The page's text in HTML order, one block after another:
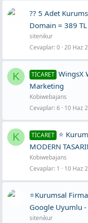
?? 5 Adet
Domain = 389 TL
sitenikur
Cevaplar 0 20 Haz
K TİCARET WingsX
Marketing
Kobiwebajans
Cevaplar 6 10 Haz
K TİCARET ⭐
MODERN
Kobiwebajans
Cevaplar 1 10 Haz
⭐Kurumsal
Google Uyumlu -
sitenikur